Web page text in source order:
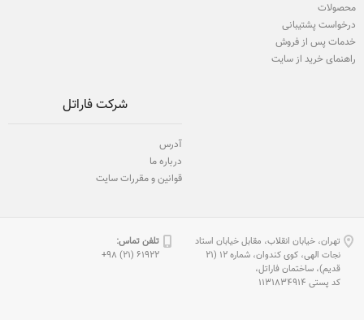
محصولات
درخواست پشتیبانی
خدمات پس از فروش
راهنمای خرید از سایت
شرکت فاراتل
آدرس
درباره ما
قوانین و مقررات سایت
تلفن تماس:
61922 (21) 98+
تهران، خیابان انقلاب، مقابل خیابان استاد
نجات الهی، كوی كندوان، شماره 12 (21
قدیم)، ساختمان فاراتل،
كد پستی 1131834914